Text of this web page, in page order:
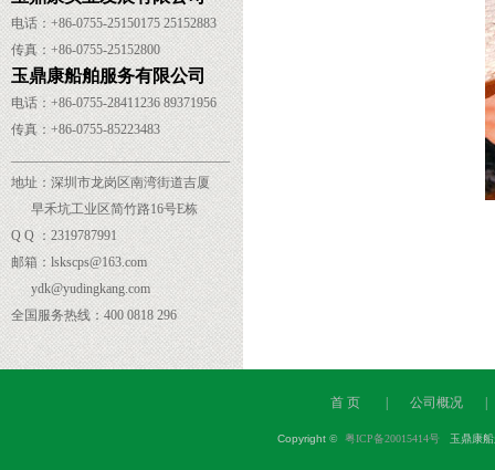
电话：+86-0755-25150175 25152883
传真： +86-0755-25152800
玉鼎康船舶服务有限公司
电话：+86-0755-28411236 89371956
传真：+86-0755-85223483
______
___________________________
地址：深圳市龙岗区南湾街道吉厦
早禾坑工业区简竹路16号E栋
Q Q ：2319787991
邮箱：lskscps@163.com
ydk@yudingkang.com
全国服务热线：400 0818 296
首 页 公司概况
Copyright©粤ICP备20015414号 玉鼎康